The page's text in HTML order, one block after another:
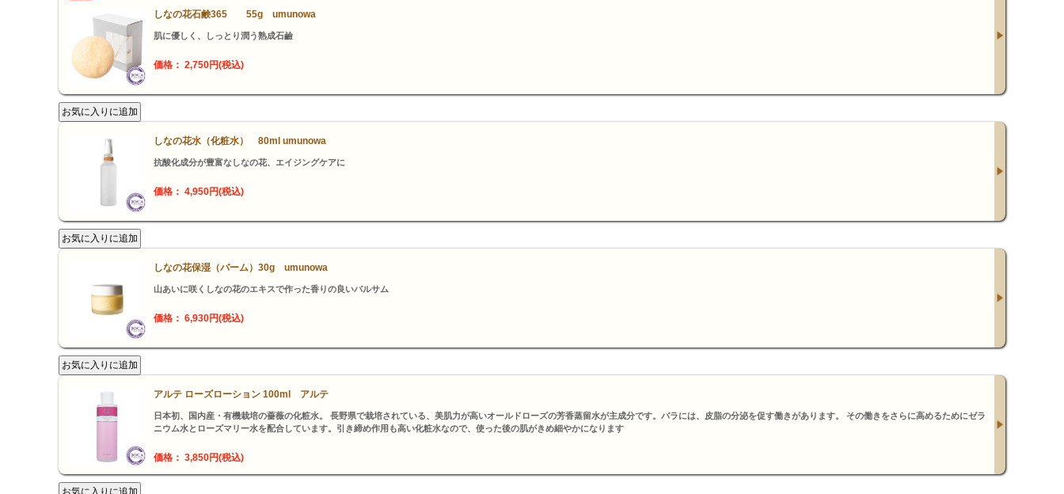
しなの花石鹸365 55g umunowa
肌に優しく、しっとり潤う熟成石鹼
価格： 2,750円(税込)
しなの花水（化粧水） 80ml umunowa
抗酸化成分が豊富なしなの花、エイジングケアに
価格： 4,950円(税込)
しなの花保湿（バーム）30g umunowa
山あいに咲くしなの花のエキスで作った香りの良いバルサム
価格： 6,930円(税込)
アルテ ローズローション 100ml アルテ
日本初、国内産・有機栽培の薔薇の化粧水。 長野県で栽培されている、美肌力が高いオールドローズの芳香蒸留水が主成分です。バラには、皮脂の分泌を促す働きがあります。 その働きをさらに高めるためにゼラ
ニウム水とローズマリー水を配合しています。引き締め作用も高い化粧水なので、使った後の肌がきめ細やかになります
価格： 3,850円(税込)